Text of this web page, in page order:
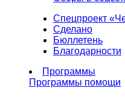
Спецпроект
Сделано
Бюллетень
Благодарности
Программы
Программы помощи